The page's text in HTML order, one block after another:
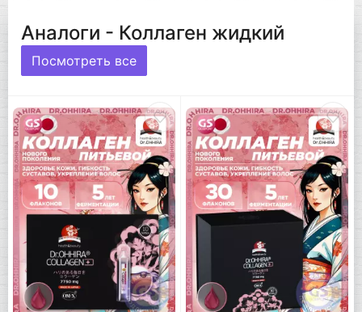
Аналоги - Коллаген жидкий
Посмотреть все